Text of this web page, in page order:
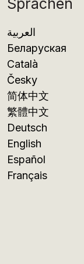
Sprachen
العربية
Беларуская
Català
Česky
简体中文
繁體中文
Deutsch
English
Español
Français